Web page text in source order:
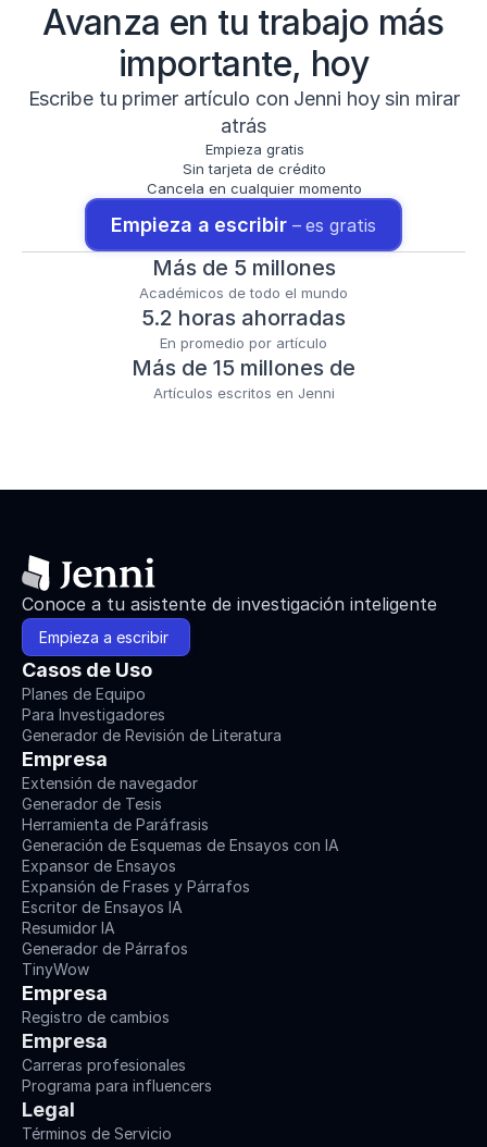
Avanza en tu trabajo más
importante, hoy
Escribe tu primer artículo con Jenni hoy sin mirar
atrás
Empieza gratis
Sin tarjeta de crédito
Cancela en cualquier momento
Empieza a escribir – es gratis
Más de 5 millones
Académicos de todo el mundo
5.2 horas ahorradas
En promedio por artículo
Más de 15 millones de
Artículos escritos en Jenni
Conoce a tu asistente de investigación inteligente
Empieza a escribir
Casos de Uso
Planes de Equipo
Para Investigadores
Generador de Revisión de Literatura
Empresa
Extensión de navegador
Generador de Tesis
Herramienta de Paráfrasis
Generación de Esquemas de Ensayos con IA
Expansor de Ensayos
Expansión de Frases y Párrafos
Escritor de Ensayos IA
Resumidor IA
Generador de Párrafos
TinyWow
Empresa
Registro de cambios
Empresa
Carreras profesionales
Programa para influencers
Legal
Términos de Servicio